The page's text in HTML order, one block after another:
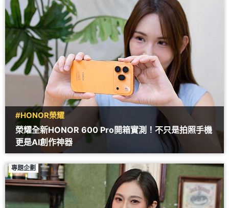
#HONOR榮耀
榮耀全新HONOR 600 Pro開箱實測！不只是拍照手機
更是AI創作神器
專題企劃